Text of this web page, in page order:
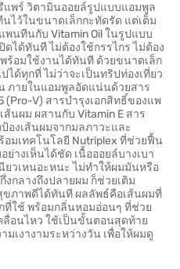
พร์ วิตามินออยล์รูปแบบแอมพูล
ไว้ในขนาดเล็กกะทัดรัด แต่เต็ม
นทีนกับ Vitamin Oil ในรูปแบบ
ได้ทันที ไม่ต้องใช้กรรไกร ไม่ต้อง
ร้อมใช้งานได้ทันที ด้วยขนาดเล็ก
ได้ทุกที่ ไม่ว่าจะเป็นทริปท่องเที่ยว
ภายในแอมพูลอัดแน่นด้วยสาร
(Pro-V) สารบำรุงเอกสิทธิ์ของแพ
นผม ผสานกับ Vitamin E สาร
องเส้นผมจากมลภาวะและ
มเทคโนโลยี Nutriplex ที่ช่วยฟื้น
ย่างเห็นได้ชัด เนื้อออยล์บางเบา
วเหนอะหนะ ไม่ทำให้ผมมันหรือ
กลางถึงปลายผม ก็ช่วยเติม
ขภาพดีได้ทันที ผลลัพธ์คือเส้นผมที่
ที่ใช้ พร้อมกลิ่นหอมอ่อนๆ ที่ช่วย
ลื่อนไหว ใช้เป็นขั้นตอนสุดท้าย
เงางามระหว่างวัน เพื่อให้ผมดู